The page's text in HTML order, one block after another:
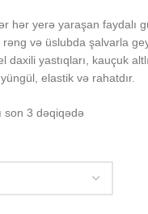
hər yerə yaraşan faydalı
rəng və üslubda şalvarla
daxili yastıqları, kauçuk
elastik və rahatdır.
son 3 dəqiqədə